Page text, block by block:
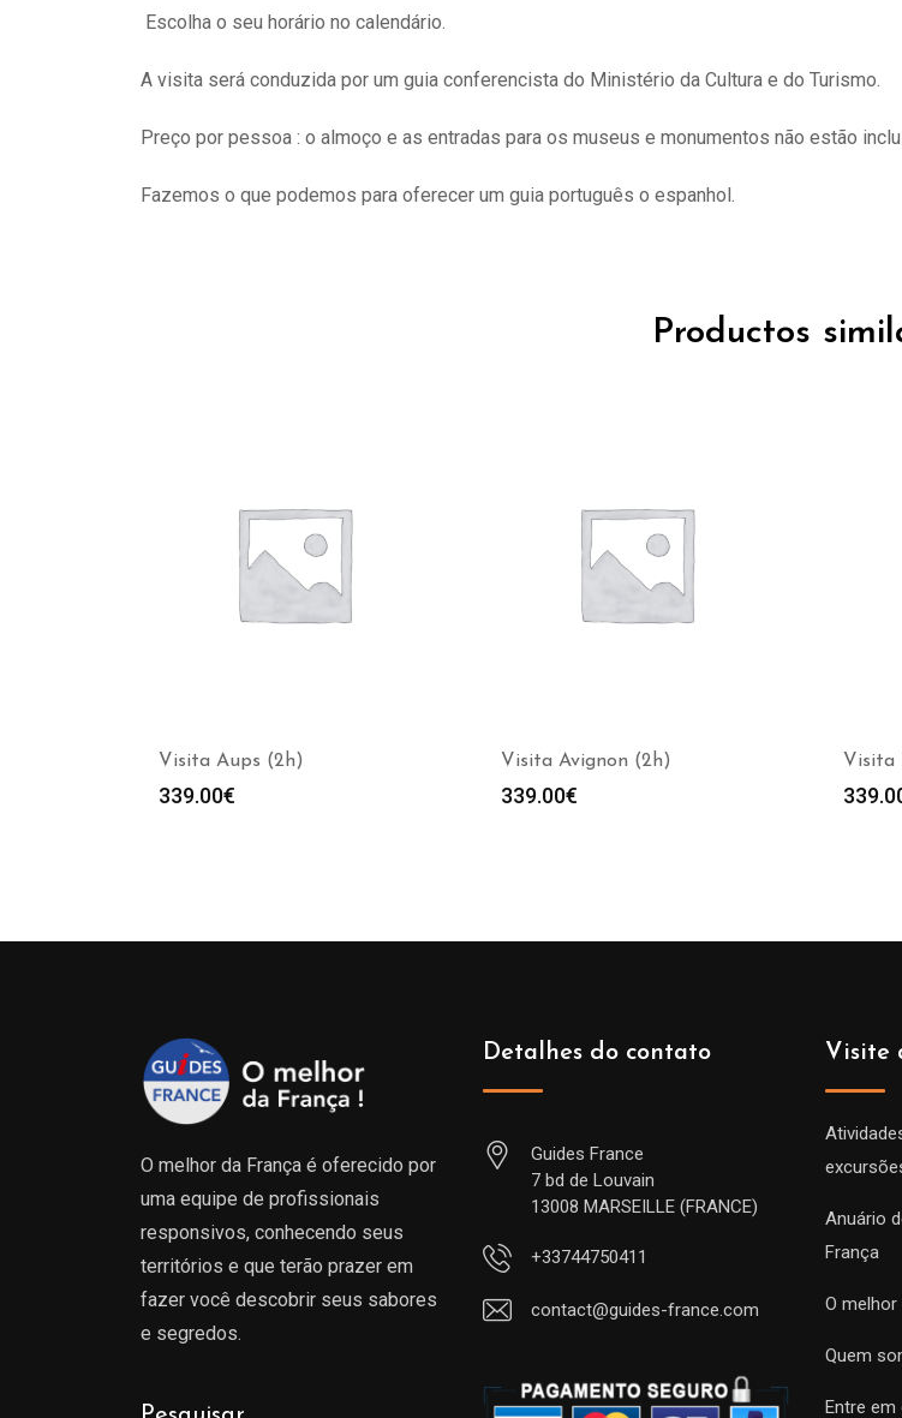
Escolha o seu horário no calendário.
A visita será conduzida por um guia conferencista do Ministério da Cultura e do Turismo.
Preço por pessoa : o almoço e as entradas para os museus e monumentos não estão
Fazemos o que podemos para oferecer um guia português o espanhol.
Productos
Visita Aups (2h)
339.00€
Visita Avignon (2h)
339.00€
Visita
O melhor da França é oferecido por
uma equipe de profissionais
responsivos, conhecendo seus
territórios e que terão prazer em
fazer você descobrir seus sabores
e segredos.
Detalhes do contato
Guides France
7 bd de Louvain
13008 MARSEILLE (FRANCE)
+33744750411
contact@guides-france.com
Visite
Anuário
França
O
Quem
Entre